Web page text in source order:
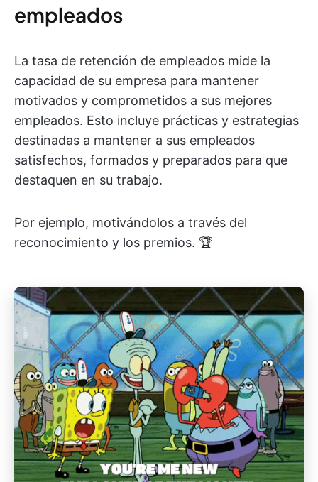
empleados
La tasa de retención de empleados mide la
capacidad de su empresa para mantener
motivados y comprometidos a sus mejores
empleados. Esto incluye prácticas y estrategias
destinadas a mantener a sus empleados
satisfechos, formados y preparados para que
destaquen en su trabajo.
Por ejemplo, motivándolos a través del
reconocimiento y los premios. 🏆